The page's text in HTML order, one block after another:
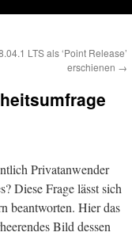
LTS als ‘Point Release’
erschienen →
Privatanwender
Diese Frage lässt sich
beantworten. Hier das
Bild dessen